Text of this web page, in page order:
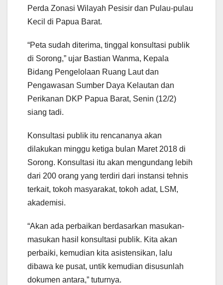
Perda Zonasi Wilayah Pesisir dan Pulau-pulau
Kecil di Papua Barat.
“Peta sudah diterima, tinggal konsultasi publik
di Sorong,” ujar Bastian Wanma, Kepala
Bidang Pengelolaan Ruang Laut dan
Pengawasan Sumber Daya Kelautan dan
Perikanan DKP Papua Barat, Senin (12/2)
siang tadi.
Konsultasi publik itu rencananya akan
dilakukan minggu ketiga bulan Maret 2018 di
Sorong. Konsultasi itu akan mengundang lebih
dari 200 orang yang terdiri dari instansi tehnis
terkait, tokoh masyarakat, tokoh adat, LSM,
akademisi.
“Akan ada perbaikan berdasarkan masukan-
masukan hasil konsultasi publik. Kita akan
perbaiki, kemudian kita asistensikan, lalu
dibawa ke pusat, untik kemudian disusunlah
dokumen antara,” tuturnya.